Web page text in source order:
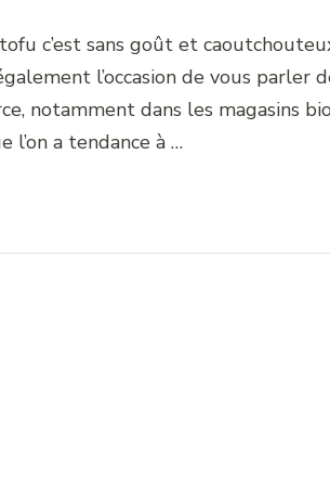
c’est sans goût et
l’occasion de vous
notamment dans les magasins
l’on a tendance à …